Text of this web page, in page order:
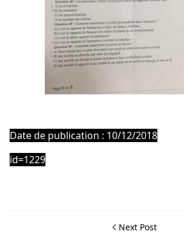
Date de publication : 10/12/2018
id=1229
Next Post